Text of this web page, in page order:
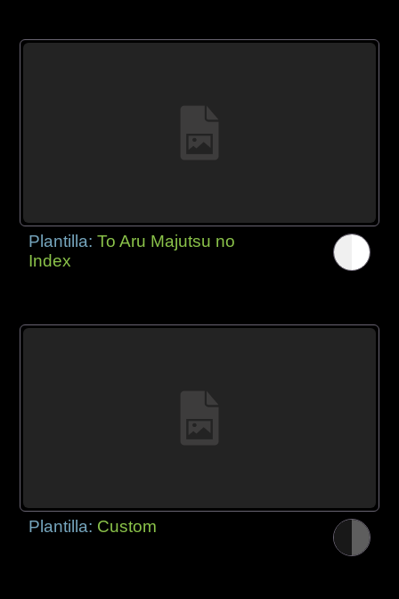
Plantilla:To Aru Majutsu no
Index
Plantilla: Custom